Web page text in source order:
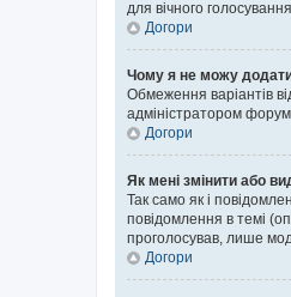
для вічного
Догори
Чому я не можу додати
Обмеження варіантів
адміністратором
Догори
Як мені змінити або
Так само як і
повідомлення в темі
проголосував, лише
Догори